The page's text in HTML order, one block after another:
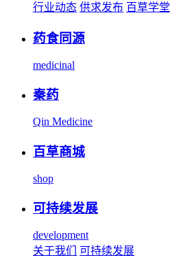
行业动态 供求发布 百草学堂
药食同源
medicinal
秦药
Qin Medicine
百草商城
shop
可持续发展
development
关于我们
可持续发展